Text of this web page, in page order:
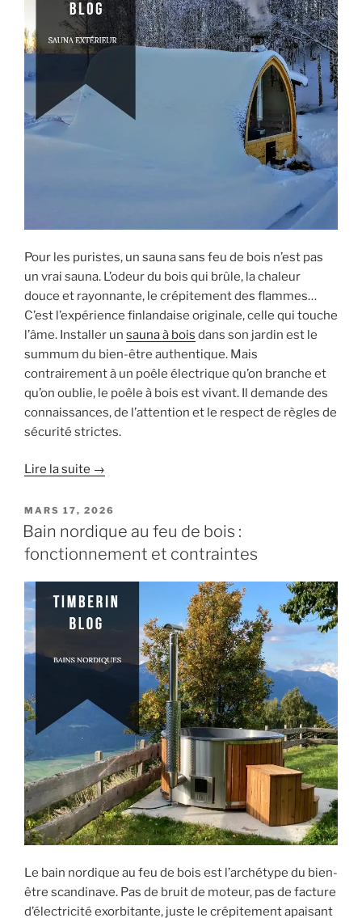
Pour les puristes, un sauna sans feu de bois n’est pas
un vrai sauna. L’odeur du bois qui brûle, la chaleur
douce et rayonnante, le crépitement des flammes…
C’est l’expérience finlandaise originale, celle qui touche
l’âme. Installer un sauna à bois dans son jardin est le
summum du bien-être authentique. Mais
contrairement à un poêle électrique qu’on branche et
qu’on oublie, le poêle à bois est vivant. Il demande des
connaissances, de l’attention et le respect de règles de
sécurité strictes.
Lire la suite →
PUBLIÉ
LE
MARS 17, 2026
Bain nordique au feu de bois :
fonctionnement et contraintes
Le bain nordique au feu de bois est l’archétype du bien-
être scandinave. Pas de bruit de moteur, pas de facture
d’électricité exorbitante, juste le crépitement apaisant